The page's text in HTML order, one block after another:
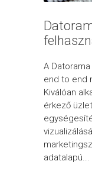
A
end to end
Kiválóan
érkező
adatalapú...